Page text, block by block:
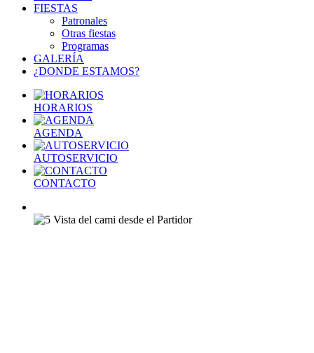
FIESTAS
Patronales
Otras fiestas
Programas
GALERÍA
¿DONDE ESTAMOS?
HORARIOS
AGENDA
AUTOSERVICIO
CONTACTO